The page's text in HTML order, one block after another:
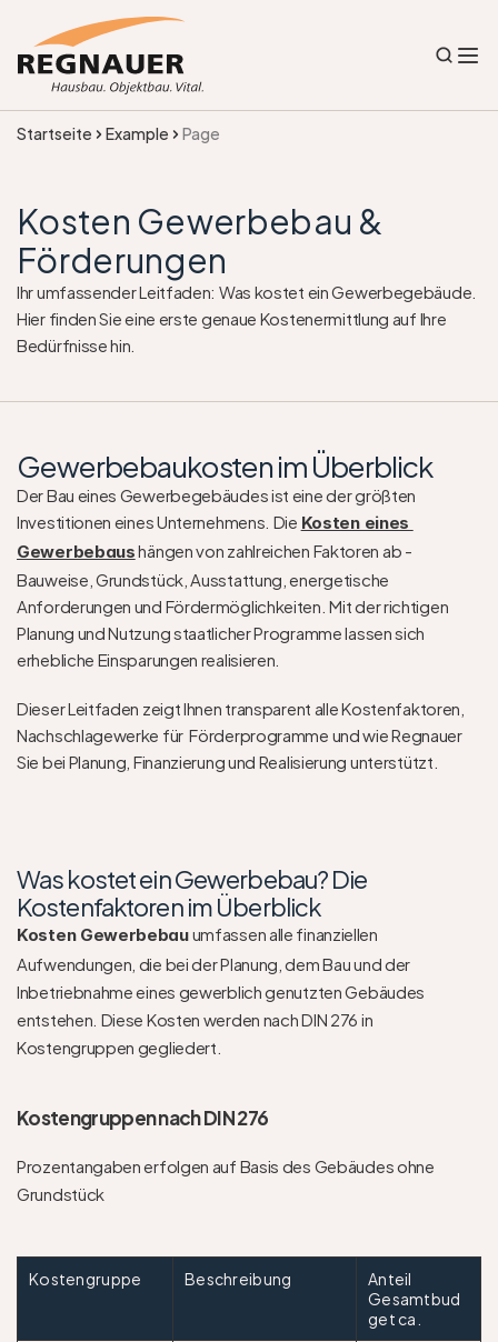
Startseite Example Page
Kosten Gewerbebau &
Förderungen
Ihr umfassender Leitfaden: Was kostet ein Gewerbegebäude.
Hier finden Sie eine erste genaue Kostenermittlung auf Ihre
Bedürfnisse hin.
Gewerbebaukosten im Überblick
Der Bau eines Gewerbegebäudes ist eine der größten
Investitionen eines Unternehmens. Die Kosten eines
Gewerbebaus hängen von zahlreichen Faktoren ab -
Bauweise, Grundstück, Ausstattung, energetische
Anforderungen und Fördermöglichkeiten. Mit der richtigen
Planung und Nutzung staatlicher Programme lassen sich
erhebliche Einsparungen realisieren.
Dieser Leitfaden zeigt Ihnen transparent alle Kostenfaktoren,
Nachschlagewerke für  Förderprogramme und wie Regnauer
Sie bei Planung, Finanzierung und Realisierung unterstützt.
Was kostet ein Gewerbebau? Die
Kostenfaktoren im Überblick
Kosten Gewerbebau umfassen alle finanziellen
Aufwendungen, die bei der Planung, dem Bau und der
Inbetriebnahme eines gewerblich genutzten Gebäudes
entstehen. Diese Kosten werden nach DIN 276 in
Kostengruppen gegliedert.
Kostengruppen nach DIN 276
Prozentangaben erfolgen auf Basis des Gebäudes ohne
Grundstück
Kostengruppe Beschreibung Anteil
Gesamtbud
get ca.